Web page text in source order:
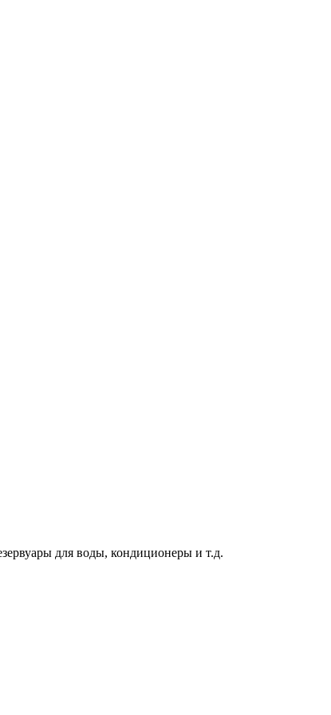
для воды, кондиционеры и т.д.